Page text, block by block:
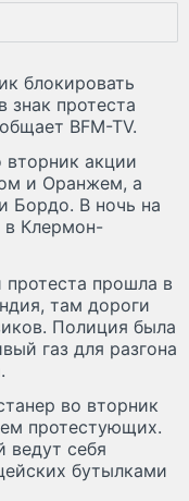
блокировать
знак протеста
BFM-TV.
акции
и Оранжем, а
Бордо. В ночь на
в Клермон-
прошла в
там дороги
Полиция была
газ для разгона
во вторник
протестующих.
ведут себя
бутылками